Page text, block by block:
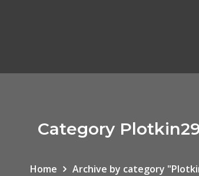
Category
Home Archive by category